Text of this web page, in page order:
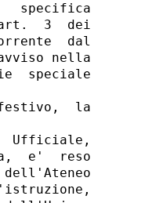
specifica
3  dei
dal
nella
speciale
la
Ufficiale,
e'  reso